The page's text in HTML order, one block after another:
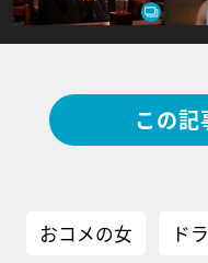
この
おコメの女 ド